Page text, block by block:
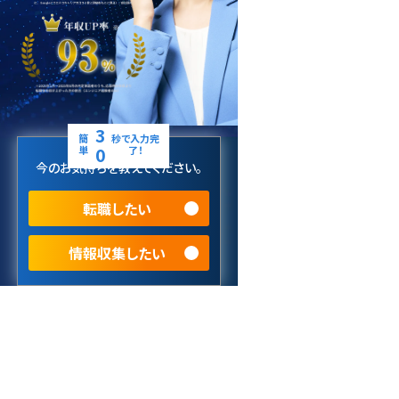
簡
単
3
0
秒で入力完
了！
今のお気持ちを教えてください。
転職したい
情報収集したい